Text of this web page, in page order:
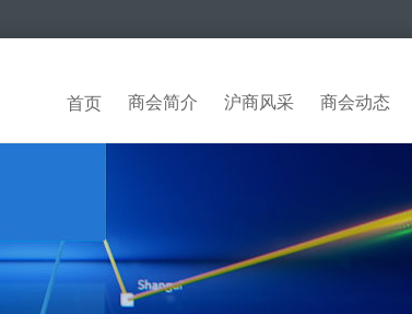
首页 商会简介 沪商风采 商会动态